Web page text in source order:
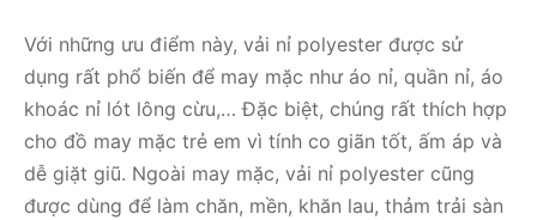
Với những ưu điểm này, vải nỉ polyester được sử
dụng rất phổ biến để may mặc như áo nỉ, quần nỉ, áo
khoác nỉ lót lông cừu,… Đặc biệt, chúng rất thích hợp
cho đồ may mặc trẻ em vì tính co giãn tốt, ấm áp và
dễ giặt giũ. Ngoài may mặc, vải nỉ polyester cũng
được dùng để làm chăn, mền, khăn lau, thảm trải sàn